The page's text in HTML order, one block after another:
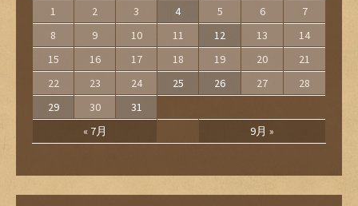
« 7月 9月 »
1 2 3 4 5 6
7
8
9 10 11 12 13
14
15
16 17 18 19 20
21
22
23 24 25 26 27
28
29
30 31